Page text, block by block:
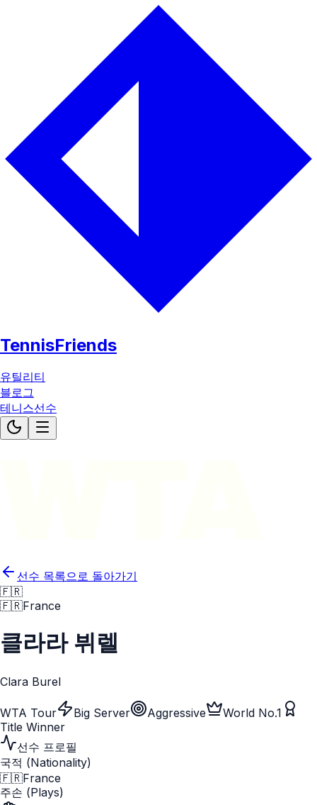
TennisFriends
유틸리티
블로그
테니스선수
선수 목록으로 돌아가기
🇫🇷
🇫🇷France
클라라 뷔렐
Clara Burel
WTA Tour Big Server Aggressive
World No.1
Title Winner
선수 프로필
국적 (Nationality)
🇫🇷France
주손 (Plays)